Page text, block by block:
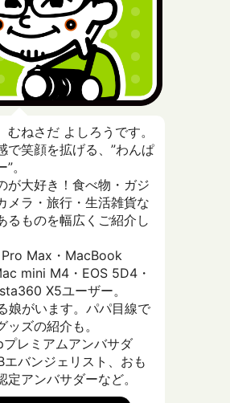
むねさだ よしろうです。
で笑顔を拡げる、”わんぱ
。
が大好き！食べ物・ガジ
メラ・旅行・生活雑貨な
るものを幅広くご紹介し
Pro Max・MacBook
mini M4・EOS 5D4・
X5ユーザー。
娘がいます。パパ目線で
ッズの紹介も。
レミアムアンバサダ
エバンジェリスト、おも
定アンバサダーなど。